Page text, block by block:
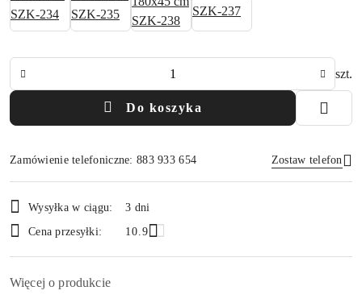
szt.
Do koszyka
Zamówienie telefoniczne: 883 933 654 Zostaw telefon
i
dostawa
Wysyłka w ciągu:
3 dni
Cena przesyłki:
10.9
Więcej o produkcie